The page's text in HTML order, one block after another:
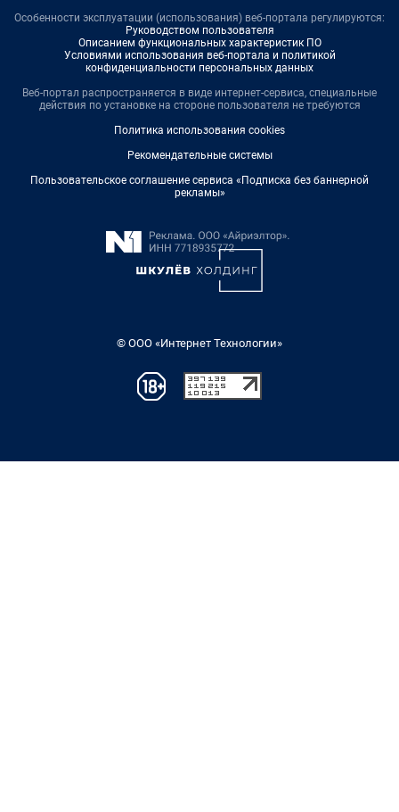
Особенности эксплуатации (использования) веб-портала регулируются:
Руководством пользователя
Описанием функциональных характеристик ПО
Условиями использования веб-портала и политикой
конфиденциальности персональных данных
Веб-портал распространяется в виде интернет-сервиса, специальные
действия по установке на стороне пользователя не требуются
Политика использования cookies
Рекомендательные системы
Пользовательское соглашение сервиса «Подписка без баннерной
рекламы»
© ООО «Интернет Технологии»